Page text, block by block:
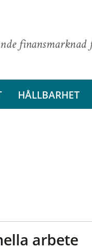
finansmarknad
HÅLLBARHET
arbete